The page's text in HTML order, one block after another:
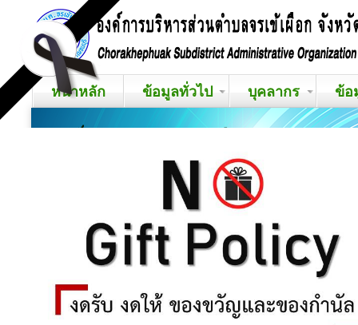
หน้าหลัก ข้อมูลทั่วไป บุคลากร ข้อ